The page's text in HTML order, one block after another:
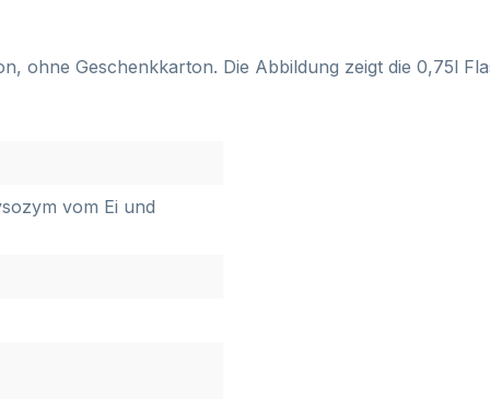
ohne Geschenkkarton. Die Abbildung zeigt die 0,75l
vom Ei und